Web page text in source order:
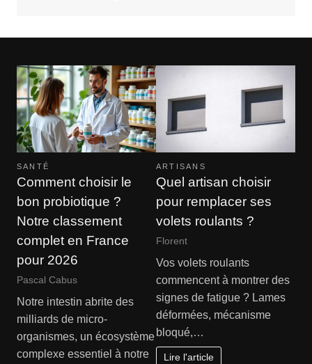
SANTÉ
Comment choisir le
bon probiotique ?
Notre classement
complet en France
pour 2026
Pascal Cabus
Notre intestin abrite des
milliards de micro-
organismes, un écosystème
complexe essentiel à notre
ARTISANS
Quel artisan choisir
pour remplacer ses
volets roulants ?
Florent
Vos volets roulants
commencent à montrer des
signes de fatigue ? Lames
déformées, mécanisme
bloqué,…
Lire l'article